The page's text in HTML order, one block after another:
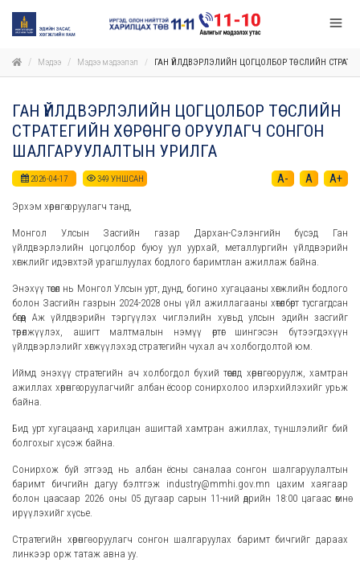
Мэдээ Мэдээ мэдээлэл ГАН ҮЙЛДВЭРЛЭЛИЙН ЦОГЦОЛБОР ТӨСЛИЙН
ГАН ҮЙЛДВЭРЛЭЛИЙН ЦОГЦОЛБОР ТӨСЛИЙН
СТРАТЕГИЙН ХӨРӨНГӨ ОРУУЛАГЧ СОНГОН
ШАЛГАРУУЛАЛТЫН УРИЛГА
2026-04-17 349 УНШСАН A- A A+
Эрхэм хөрөнгө оруулагч танд,
Монгол Улсын Засгийн газар Дархан-Сэлэнгийн бүсэд Ган
үйлдвэрлэлийн цогцолбор буюу уул уурхай, металлургийн үйлдвэрийн
хөгжлийг идэвхтэй урагшлуулах бодлого баримтлан ажиллаж байна.
Энэхүү төсөл нь Монгол Улсын урт, дунд, богино хугацааны хөгжлийн бодлого
болон Засгийн газрын 2024-2028 оны үйл ажиллагааны хөтөлбөрт тусгагдсан
бөгөөд Аж үйлдвэрийн тэргүүлэх чиглэлийн хувьд улсын эдийн засгийг
төрөлжүүлэх, ашигт малтмалын нэмүү өртөг шингэсэн бүтээгдэхүүн
үйлдвэрлэлийг хөгжүүлэхэд стратегийн чухал ач холбогдолтой юм.
Иймд энэхүү стратегийн ач холбогдол бүхий төсөлд хөрөнгө оруулж, хамтран
ажиллах хөрөнгө оруулагчийг албан ёсоор сонирхолоо илэрхийлэхийг урьж
байна.
Бид урт хугацаанд харилцан ашигтай хамтран ажиллах, түншлэлийг бий
болгохыг хүсэж байна.
Сонирхож буй этгээд нь албан ёсны саналаа сонгон шалгаруулалтын
баримт бичгийн дагуу бэлтгэж industry@mmhi.gov.mn цахим хаягаар
болон цаасаар 2026 оны 05 дугаар сарын 11-ний өдрийн 18:00 цагаас өмнө
ирүүлэхийг хүсье.
Стратегийн хөрөнгө оруулагч сонгон шалгаруулах баримт бичгийг дараах
линкээр орж татаж авна уу.